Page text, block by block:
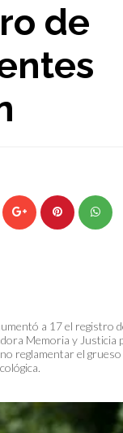
de
a 17 el registro
Memoria y Justicia
reglamentar el grueso